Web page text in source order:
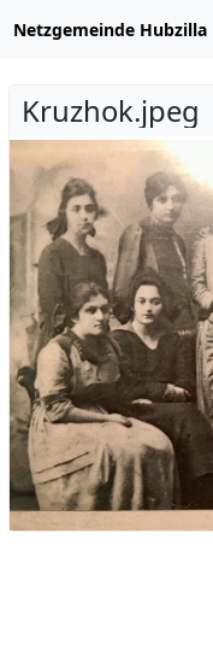
Netzgemeinde Hubzilla
Kruzhok.jpeg